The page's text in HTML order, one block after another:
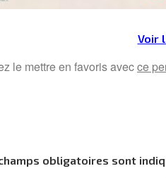
Voir
le mettre en favoris avecce
obligatoires sont